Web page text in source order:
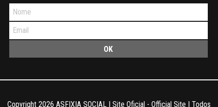
Copyright 2026 ASFIXIA SOCIAL | Site Oficial - Official Site | Todos